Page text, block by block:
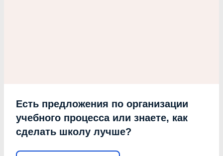
Есть предложения по организации
учебного процесса или знаете, как
сделать школу лучше?